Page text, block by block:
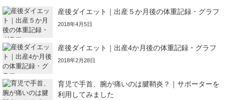
産後ダイエット｜出産５か月後の体重記録・グラフ
2018年4月5日
産後ダイエット｜出産4か月後の体重記録・グラフ
2018年2月28日
育児で手首、腕が痛いのは腱鞘炎？｜サポーターを
利用してみました